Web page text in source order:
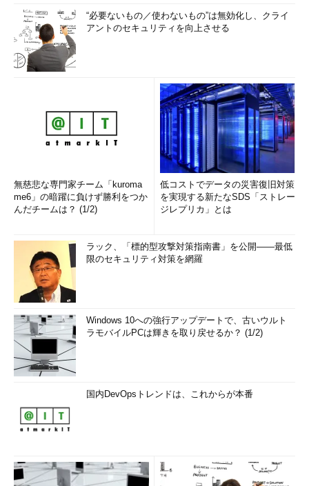
“必要ないもの／使わないもの”は無効化し、クライ
アントのセキュリティを向上させる
無慈悲な専門家チーム「kuroma
me6」の暗躍に負けず勝利をつか
んだチームは？ (1/2)
低コストでデータの災害復旧対策
を実現する新たなSDS「ストレー
ジレプリカ」とは
ラック、「標的型攻撃対策指南書」を公開――最低
限のセキュリティ対策を網羅
Windows 10への強行アップデートで、古いウルト
ラモバイルPCは輝きを取り戻せるか？ (1/2)
国内DevOpsトレンドは、これからが本番